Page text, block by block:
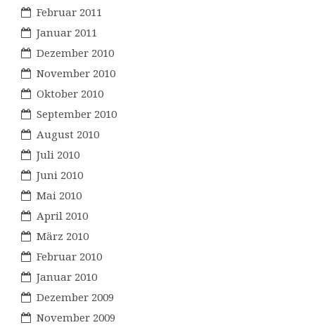
Februar 2011
Januar 2011
Dezember 2010
November 2010
Oktober 2010
September 2010
August 2010
Juli 2010
Juni 2010
Mai 2010
April 2010
März 2010
Februar 2010
Januar 2010
Dezember 2009
November 2009